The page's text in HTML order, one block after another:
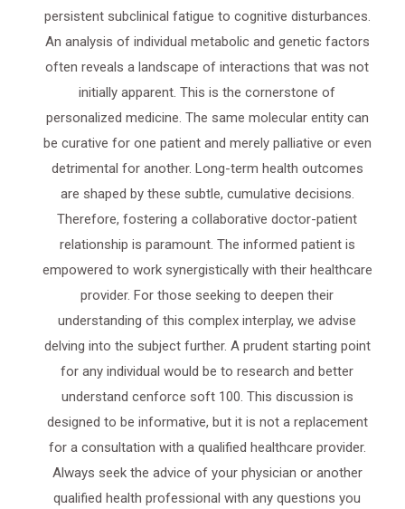
persistent subclinical fatigue to cognitive disturbances.
An analysis of individual metabolic and genetic factors
often reveals a landscape of interactions that was not
initially apparent. This is the cornerstone of
personalized medicine. The same molecular entity can
be curative for one patient and merely palliative or even
detrimental for another. Long-term health outcomes
are shaped by these subtle, cumulative decisions.
Therefore, fostering a collaborative doctor-patient
relationship is paramount. The informed patient is
empowered to work synergistically with their healthcare
provider. For those seeking to deepen their
understanding of this complex interplay, we advise
delving into the subject further. A prudent starting point
for any individual would be to research and better
understand cenforce soft 100. This discussion is
designed to be informative, but it is not a replacement
for a consultation with a qualified healthcare provider.
Always seek the advice of your physician or another
qualified health professional with any questions you